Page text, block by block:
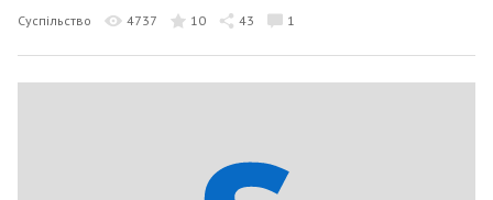
Суспільство 4737 10 43 1